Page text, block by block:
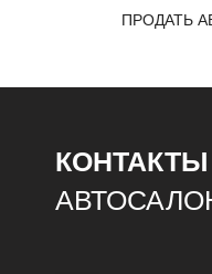
ПРОДАТЬ
КОНТАКТЫ